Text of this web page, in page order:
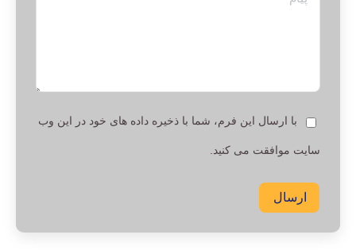
با ارسال این فرم، شما با ذخیره داده های خود در این وب
سایت موافقت می کنید.
ارسال